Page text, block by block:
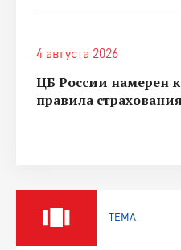
4 августа 2026
ЦБ России намерен
правила
ТЕМА